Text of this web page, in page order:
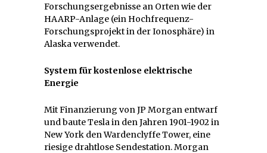
Forschungsergebnisse an Orten wie der
HAARP-Anlage (ein Hochfrequenz-
Forschungsprojekt in der Ionosphäre) in
Alaska verwendet.
System für kostenlose elektrische
Energie
Mit Finanzierung von JP Morgan entwarf
und baute Tesla in den Jahren 1901-1902 in
New York den Wardenclyffe Tower, eine
riesige drahtlose Sendestation. Morgan